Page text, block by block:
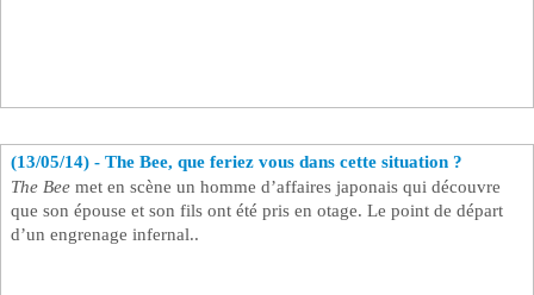
(13/05/14) - The Bee, que feriez vous dans cette situation ? ​
The Bee met en scène un homme d’affaires japonais qui découvre
que son épouse et son fils ont été pris en otage. Le point de départ
d’un engrenage infernal..